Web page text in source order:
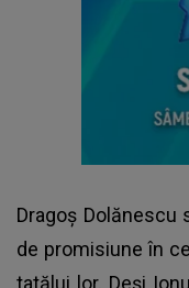
Dragoș
de promisiune în
tatălui lor. Deși